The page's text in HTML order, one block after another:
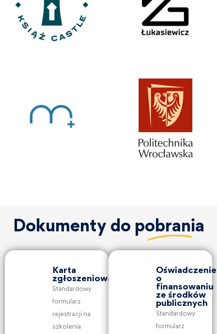
Dokumenty do pobrania
Karta
zgłoszeniowa
Standardowy
formularz
rejestracji na
szkolenia
Oświadczenie
o
finansowaniu
ze środków
publicznych
Standardowy
formularz